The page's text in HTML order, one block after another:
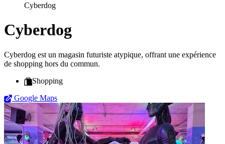
Cyberdog
Cyberdog
Cyberdog est un magasin futuriste atypique, offrant une expérience
de shopping hors du commun.
Shopping
Google Maps